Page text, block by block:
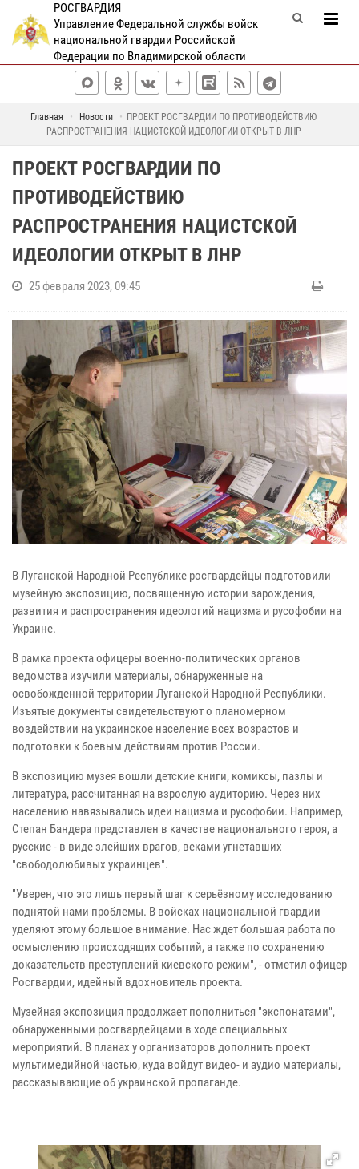
РОСГВАРДИЯ
Управление Федеральной службы войск
национальной гвардии Российской
Федерации по Владимирской области
Главная Новости
ПРОЕКТ РОСГВАРДИИ ПО ПРОТИВОДЕЙСТВИЮ
РАСПРОСТРАНЕНИЯ НАЦИСТСКОЙ ИДЕОЛОГИИ ОТКРЫТ В ЛНР
ПРОЕКТ РОСГВАРДИИ ПО
ПРОТИВОДЕЙСТВИЮ
РАСПРОСТРАНЕНИЯ НАЦИСТСКОЙ
ИДЕОЛОГИИ ОТКРЫТ В ЛНР
25 февраля 2023, 09:45
В Луганской Народной Республике росгвардейцы подготовили
музейную экспозицию, посвященную истории зарождения,
развития и распространения идеологий нацизма и русофобии на
Украине.
В рамка проекта офицеры военно-политических органов
ведомства изучили материалы, обнаруженные на
освобожденной территории Луганской Народной Республики.
Изъятые документы свидетельствуют о планомерном
воздействии на украинское население всех возрастов и
подготовки к боевым действиям против России.
В экспозицию музея вошли детские книги, комиксы, пазлы и
литература, рассчитанная на взрослую аудиторию. Через них
населению навязывались идеи нацизма и русофобии. Например,
Степан Бандера представлен в качестве национального героя, а
русские - в виде злейших врагов, веками угнетавших
"свободолюбивых украинцев".
"Уверен, что это лишь первый шаг к серьёзному исследованию
поднятой нами проблемы. В войсках национальной гвардии
уделяют этому большое внимание. Нас ждет большая работа по
осмыслению происходящих событий, а также по сохранению
доказательств преступлений киевского режим", - отметил офицер
Росгвардии, идейный вдохновитель проекта.
Музейная экспозиция продолжает пополниться "экспонатами",
обнаруженными росгвардейцами в ходе специальных
мероприятий. В планах у организаторов дополнить проект
мультимедийной частью, куда войдут видео- и аудио материалы,
рассказывающие об украинской пропаганде.